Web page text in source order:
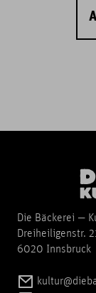
Die Bäckerei —
Dreiheiligenstr.
6020 Innsbruck